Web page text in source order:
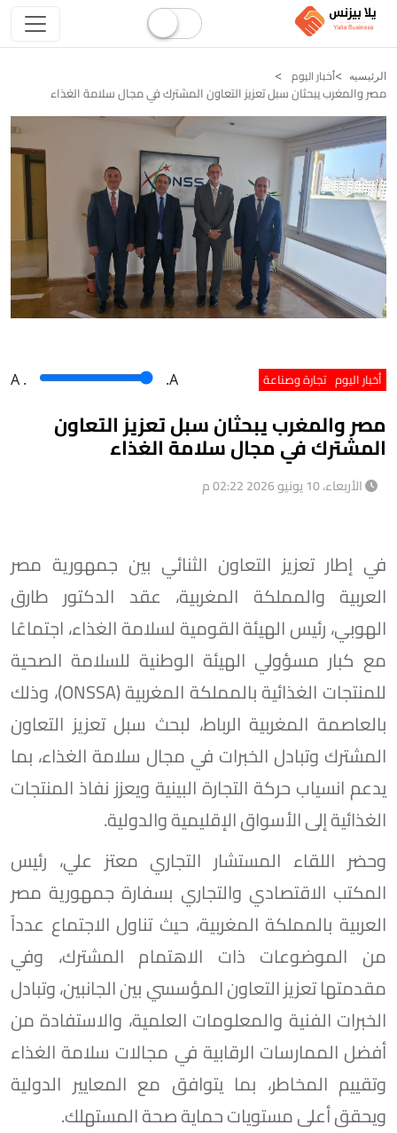
الرئيسيه أخبار اليوم
مصر والمغرب يبحثان سبل تعزيز التعاون المشترك في مجال سلامة الغذاء
أخبار اليوم تجارة وصناعة A . .A
مصر والمغرب يبحثان سبل تعزيز التعاون
المشترك في مجال سلامة الغذاء
الأربعاء، 10 يونيو 2026 02:22 م
في إطار تعزيز التعاون الثنائي بين جمهورية مصر
العربية والمملكة المغربية، عقد الدكتور طارق
الهوبي، رئيس الهيئة القومية لسلامة الغذاء، اجتماعًا
مع كبار مسؤولي الهيئة الوطنية للسلامة الصحية
للمنتجات الغذائية بالمملكة المغربية (ONSSA)، وذلك
بالعاصمة المغربية الرباط، لبحث سبل تعزيز التعاون
المشترك وتبادل الخبرات في مجال سلامة الغذاء، بما
يدعم انسياب حركة التجارة البينية ويعزز نفاذ المنتجات
الغذائية إلى الأسواق الإقليمية والدولية.
وحضر اللقاء المستشار التجاري معتز علي، رئيس
المكتب الاقتصادي والتجاري بسفارة جمهورية مصر
العربية بالمملكة المغربية، حيث تناول الاجتماع عدداً
من الموضوعات ذات الاهتمام المشترك، وفي
مقدمتها تعزيز التعاون المؤسسي بين الجانبين، وتبادل
الخبرات الفنية والمعلومات العلمية، والاستفادة من
أفضل الممارسات الرقابية في مجالات سلامة الغذاء
وتقييم المخاطر، بما يتوافق مع المعايير الدولية
ويحقق أعلى مستويات حماية صحة المستهلك.